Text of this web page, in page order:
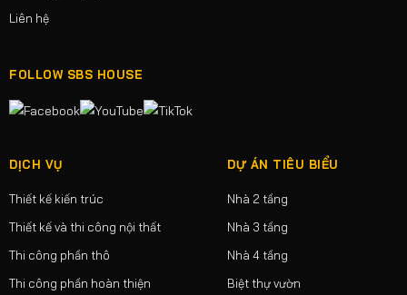
Liên hệ
FOLLOW SBS HOUSE
DỊCH VỤ
Thiết kế kiến trúc
Thiết kế và thi công nội thất
Thi công phần thô
Thi công phần hoàn thiện
DỰ ÁN TIÊU BIỂU
Nhà 2 tầng
Nhà 3 tầng
Nhà 4 tầng
Biệt thự vườn